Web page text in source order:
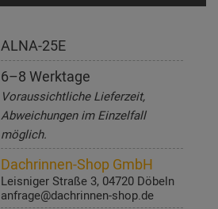
ALNA-25E
6–8 Werktage
Voraussichtliche Lieferzeit,
Abweichungen im Einzelfall
möglich.
Dachrinnen-Shop GmbH
Leisniger Straße 3, 04720 Döbeln
anfrage@dachrinnen-shop.de